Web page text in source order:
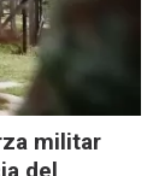
militar
del